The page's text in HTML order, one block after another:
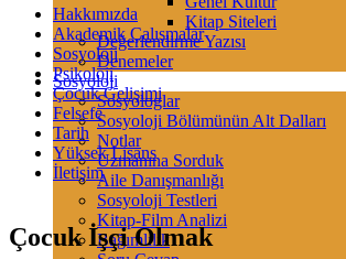
Kitap Siteleri
Değerlendirme Yazısı
Denemeler
Sosyoloji
Sosyologlar
Sosyoloji Bölümünün Alt Dalları
Notlar
Uzmanına Sorduk
Aile Danışmanlığı
Sosyoloji Testleri
Kitap-Film Analizi
Bağımlılık
Hakkımızda
Akademik Çalışmalar
Sosyoloji
Psikoloji
Çocuk Gelişimi
Felsefe
Tarih
Yüksek Lisans
İletişim
Çocuk İşçi Olmak